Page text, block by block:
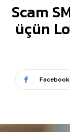
Scam
üçün
Facebook